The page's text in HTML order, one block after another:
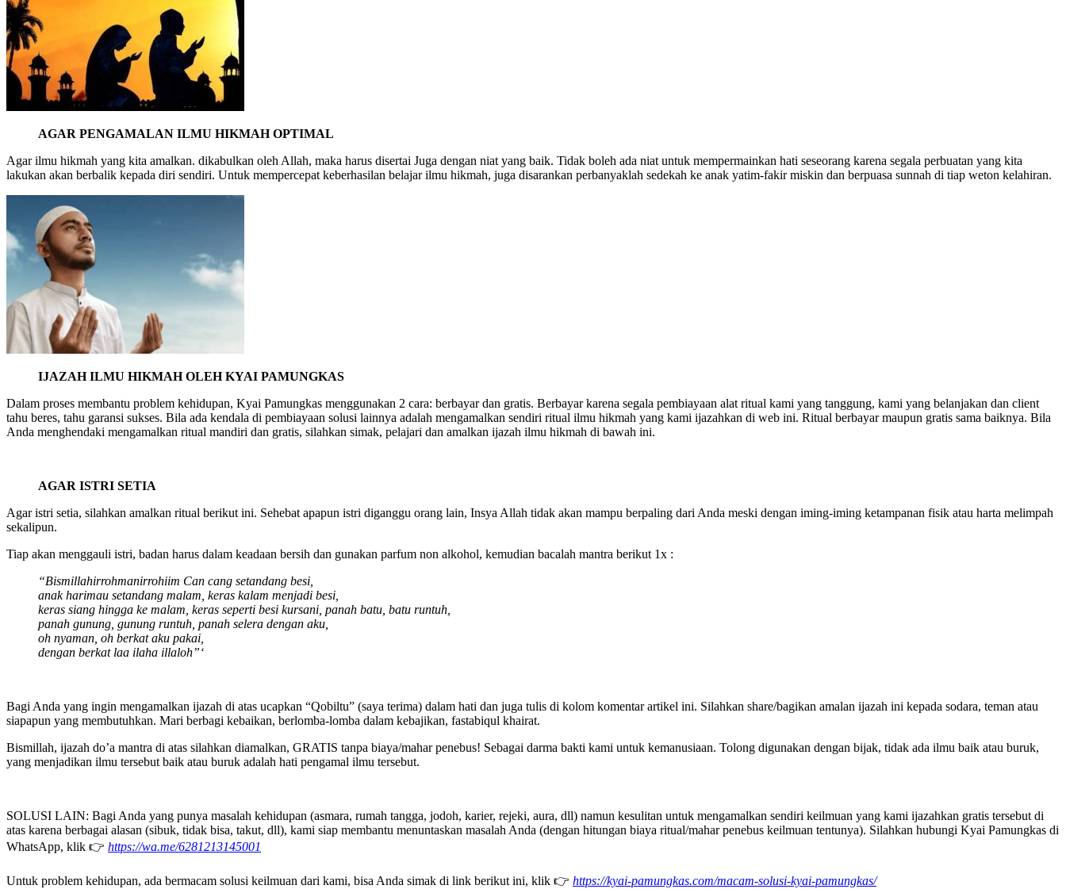
AGAR PENGAMALAN ILMU HIKMAH OPTIMAL
Agar ilmu hikmah yang kita amalkan. dikabulkan oleh Allah, maka harus disertai Juga dengan niat yang baik. Tidak boleh ada niat untuk mempermainkan hati seseorang karena segala perbuatan yang kita
lakukan akan berbalik kepada diri sendiri. Untuk mempercepat keberhasilan belajar ilmu hikmah, juga disarankan perbanyaklah sedekah ke anak yatim-fakir miskin dan berpuasa sunnah di tiap weton kelahiran.
IJAZAH ILMU HIKMAH OLEH KYAI PAMUNGKAS
Dalam proses membantu problem kehidupan, Kyai Pamungkas menggunakan 2 cara: berbayar dan gratis. Berbayar karena segala pembiayaan alat ritual kami yang tanggung, kami yang belanjakan dan client
tahu beres, tahu garansi sukses. Bila ada kendala di pembiayaan solusi lainnya adalah mengamalkan sendiri ritual ilmu hikmah yang kami ijazahkan di web ini. Ritual berbayar maupun gratis sama baiknya. Bila
Anda menghendaki mengamalkan ritual mandiri dan gratis, silahkan simak, pelajari dan amalkan ijazah ilmu hikmah di bawah ini.
AGAR ISTRI SETIA
Agar istri setia, silahkan amalkan ritual berikut ini. Sehebat apapun istri diganggu orang lain, Insya Allah tidak akan mampu berpaling dari Anda meski dengan iming-iming ketampanan fisik atau harta melimpah
sekalipun.
Tiap akan menggauli istri, badan harus dalam keadaan bersih dan gunakan parfum non alkohol, kemudian bacalah mantra berikut 1x :
“Bismillahirrohmanirrohiim Can cang setandang besi,
anak harimau setandang malam, keras kalam menjadi besi,
keras siang hingga ke malam, keras seperti besi kursani, panah batu, batu runtuh,
panah gunung, gunung runtuh, panah selera dengan aku,
oh nyaman, oh berkat aku pakai,
dengan berkat laa ilaha illaloh”‘
Bagi Anda yang ingin mengamalkan ijazah di atas ucapkan “Qobiltu” (saya terima) dalam hati dan juga tulis di kolom komentar artikel ini. Silahkan share/bagikan amalan ijazah ini kepada sodara, teman atau
siapapun yang membutuhkan. Mari berbagi kebaikan, berlomba-lomba dalam kebajikan, fastabiqul khairat.
Bismillah, ijazah do’a mantra di atas silahkan diamalkan, GRATIS tanpa biaya/mahar penebus! Sebagai darma bakti kami untuk kemanusiaan. Tolong digunakan dengan bijak, tidak ada ilmu baik atau buruk,
yang menjadikan ilmu tersebut baik atau buruk adalah hati pengamal ilmu tersebut.
SOLUSI LAIN: Bagi Anda yang punya masalah kehidupan (asmara, rumah tangga, jodoh, karier, rejeki, aura, dll) namun kesulitan untuk mengamalkan sendiri keilmuan yang kami ijazahkan gratis tersebut di
atas karena berbagai alasan (sibuk, tidak bisa, takut, dll), kami siap membantu menuntaskan masalah Anda (dengan hitungan biaya ritual/mahar penebus keilmuan tentunya). Silahkan hubungi Kyai Pamungkas di
WhatsApp, klik 👉 https://wa.me/6281213145001
Untuk problem kehidupan, ada bermacam solusi keilmuan dari kami, bisa Anda simak di link berikut ini, klik 👉 https://kyai-pamungkas.com/macam-solusi-kyai-pamungkas/